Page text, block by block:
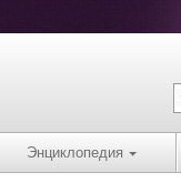
Энциклопедия